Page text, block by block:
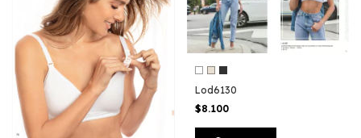
Lod6130
$8.100